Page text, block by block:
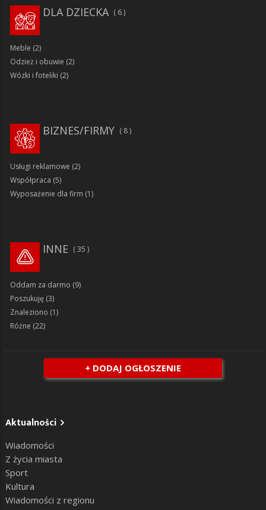
6
DLA DZIECKA
Meble (2)
Odzież i obuwie (2)
Wózki i foteliki (2)
8
BIZNES/FIRMY
Usługi reklamowe (2)
Współpraca (5)
Wyposażenie dla firm (1)
35
INNE
Oddam za darmo (9)
Poszukuję (3)
Znaleziono (1)
Różne (22)
+ DODAJ OGŁOSZENIE
Aktualności
Wiadomości
Z życia miasta
Sport
Kultura
Wiadomości z regionu